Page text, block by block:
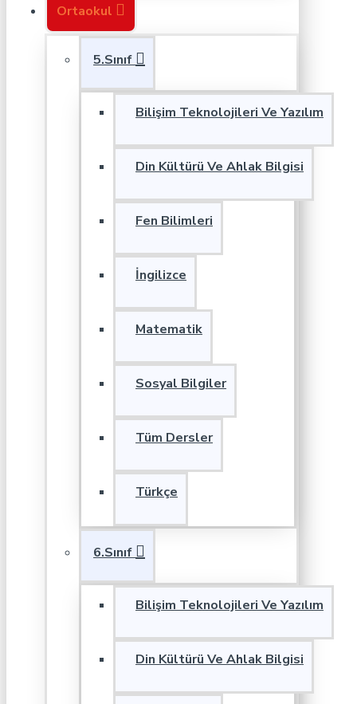
Ortaokul
5.Sınıf
Bilişim Teknolojileri Ve Yazılım
Din Kültürü Ve Ahlak Bilgisi
Fen Bilimleri
İngilizce
Matematik
Sosyal Bilgiler
Tüm Dersler
Türkçe
6.Sınıf
Bilişim Teknolojileri Ve Yazılım
Din Kültürü Ve Ahlak Bilgisi